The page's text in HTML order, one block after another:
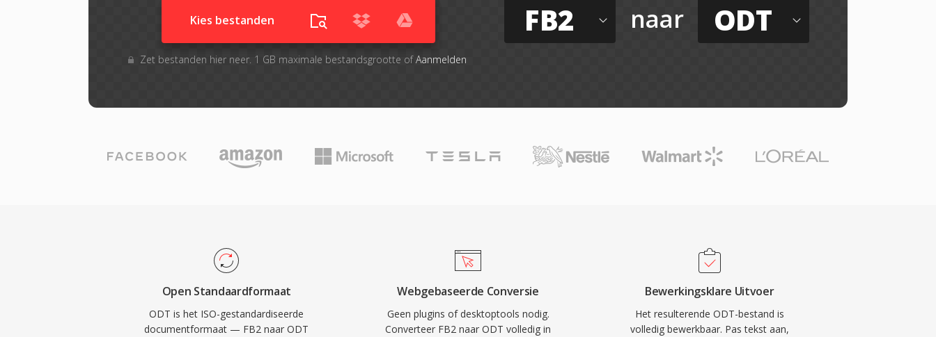
Kies bestanden
Zet bestanden hier neer. 1 GB maximale bestandsgrootte ofAanmelden
FB2 naar ODT
Open Standaardformaat
ODT is het ISO-gestandardiseerde
documentformaat — FB2 naar ODT
Webgebaseerde Conversie
Geen plugins of desktoptools nodig.
Converteer FB2 naar ODT volledig in
Bewerkingsklare Uitvoer
Het resulterende ODT-bestand is
volledig bewerkbaar. Pas tekst aan,